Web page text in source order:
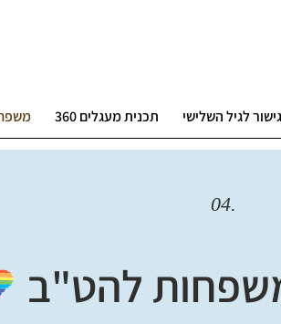
גישור לגיל השלישי תכנית מעגלים 360
04.
להט"ב